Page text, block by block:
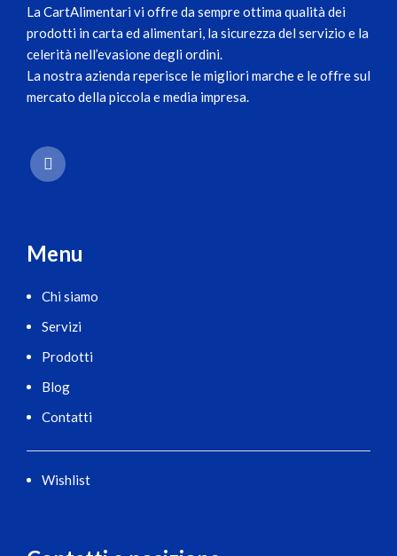
La CartAlimentari vi offre da sempre ottima qualità dei
prodotti in carta ed alimentari, la sicurezza del servizio e la
celerità nell’evasione degli ordini.
La nostra azienda reperisce le migliori marche e le offre sul
mercato della piccola e media impresa.
Menu
Chi siamo
Servizi
Prodotti
Blog
Contatti
Wishlist